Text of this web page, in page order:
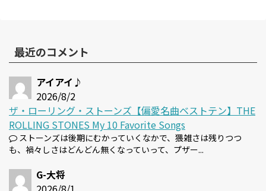
最近のコメント
アイアイ♪
2026/8/2
ザ・ローリング・ストーンズ【偏愛名曲ベストテン】THE
ROLLING STONES My 10 Favorite Songs
ストーンズは後期にむかっていくなかで、猥雑さは残りつつ
も、禍々しさはどんどん無くなっていって、プザー...
G-大将